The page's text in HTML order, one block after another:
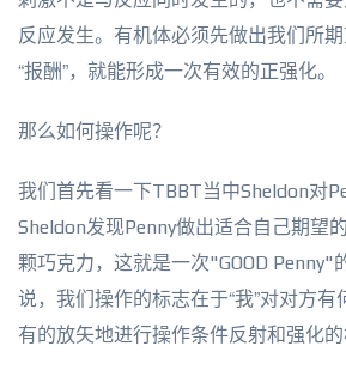
反应发生。有机体必须先做出我们所
“报酬”，就能形成一次有效的正强化。
那么如何操作呢？
我们首先看一下TBBT当中Sheldon对
Sheldon发现Penny做出适合自己期望
颗巧克力，这就是一次"GOOD Penny"
说，我们操作的标志在于“我”对对方
有的放矢地进行操作条件反射和强化的